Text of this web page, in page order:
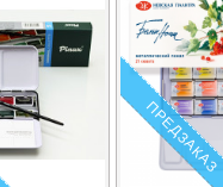
ПРЕДЗАКАЗ